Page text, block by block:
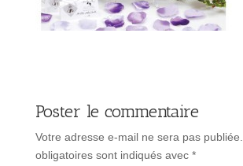
Poster le commentaire
Votre adresse e-mail ne sera pas publiée.
obligatoires sont indiqués avec *